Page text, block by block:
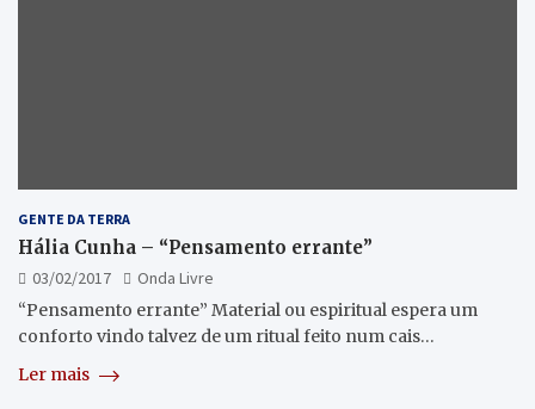
GENTE DA TERRA
Hália Cunha – “Pensamento errante”
03/02/2017
Onda Livre
“Pensamento errante” Material ou espiritual espera um
conforto vindo talvez de um ritual feito num cais…
Ler mais